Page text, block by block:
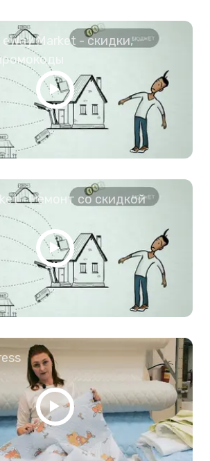
Market - скидки,
- Ремонт со скидкой